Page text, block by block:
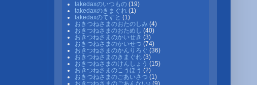
takedaxのいつもの (19)
takedaxのきまぐれ (1)
takedaxのてすと (1)
おきつねさまのおたのしみ (4)
おきつねさまのおためし (40)
おきつねさまのかいせき (3)
おきつねさまのかいせつ (74)
おきつねさまのかんりろぐ (36)
おきつねさまのきまぐれ (3)
おきつねさまのけんしょう (15)
おきつねさまのこうほう (2)
おきつねさまのごあいさつ (1)